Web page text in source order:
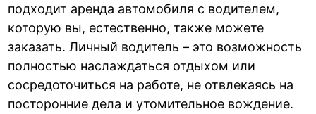
подходит аренда автомобиля с водителем,
которую вы, естественно, также можете
заказать. Личный водитель – это возможность
полностью наслаждаться отдыхом или
сосредоточиться на работе, не отвлекаясь на
посторонние дела и утомительное вождение.